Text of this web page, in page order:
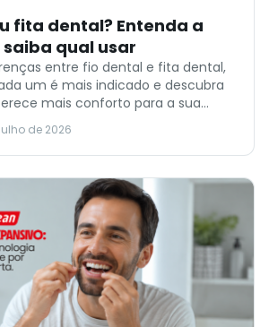
fita dental? Entenda a
qual usar
entre fio dental e fita dental,
um é mais indicado e descubra
mais conforto para a sua
de 2026